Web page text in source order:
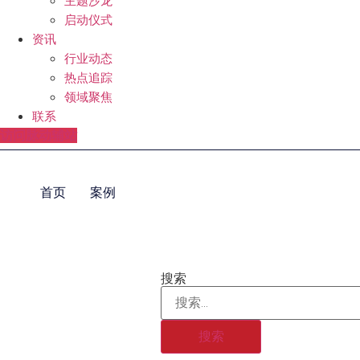
启动仪式
资讯
行业动态
热点追踪
领域聚焦
联系
首页 案例
搜索
搜索